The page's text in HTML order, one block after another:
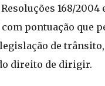
168/2004
com pontuação que
de
direito de dirigir.